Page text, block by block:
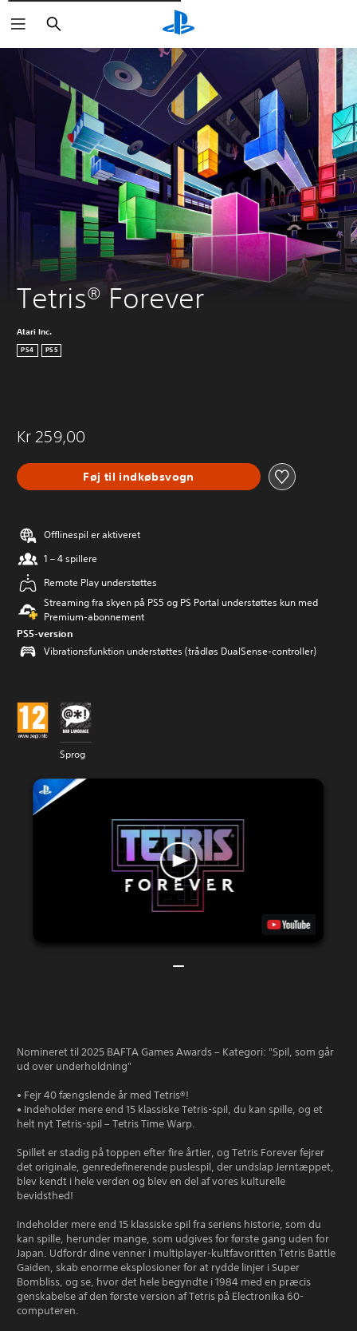
Søg
Tetris® Forever
Atari Inc.
PS4 PS5
Kr 259,00
Føj til indkøbsvogn
Offlinespil er aktiveret
1 – 4 spillere
Remote Play understøttes
Streaming fra skyen på PS5 og PS Portal understøttes kun med
Premium-abonnement
PS5-version
Vibrationsfunktion understøttes (trådløs DualSense-controller)
Sprog
Nomineret til 2025 BAFTA Games Awards – Kategori: "Spil, som går
ud over underholdning"
• Fejr 40 fængslende år med Tetris®!
• Indeholder mere end 15 klassiske Tetris-spil, du kan spille, og et
helt nyt Tetris-spil – Tetris Time Warp.
Spillet er stadig på toppen efter fire årtier, og Tetris Forever fejrer
det originale, genredefinerende puslespil, der undslap Jerntæppet,
blev kendt i hele verden og blev en del af vores kulturelle
bevidsthed!
Indeholder mere end 15 klassiske spil fra seriens historie, som du
kan spille, herunder mange, som udgives for første gang uden for
Japan. Udfordr dine venner i multiplayer-kultfavoritten Tetris Battle
Gaiden, skab enorme eksplosioner for at rydde linjer i Super
Bombliss, og se, hvor det hele begyndte i 1984 med en præcis
genskabelse af den første version af Tetris på Electronika 60-
computeren.